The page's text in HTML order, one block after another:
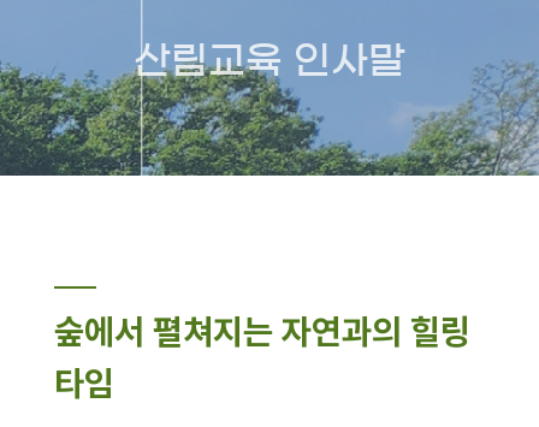
산림교육 인사말
숲에서 펼쳐지는 자연과의 힐링
타임